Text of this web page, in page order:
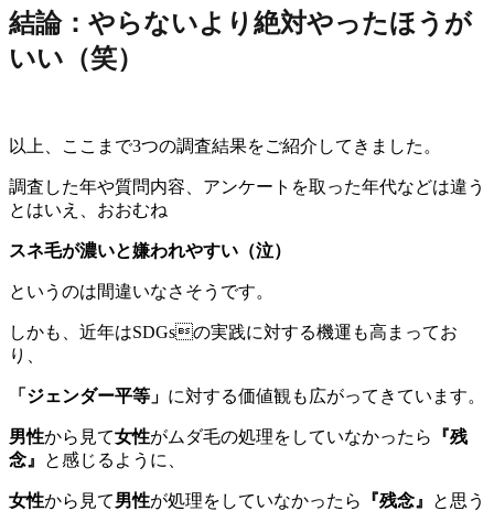
結論：やらないより絶対やったほうが
いい（笑）
以上、ここまで3つの調査結果をご紹介してきました。
調査した年や質問内容、アンケートを取った年代などは違う
とはいえ、おおむね
スネ毛が濃いと嫌われやすい（泣）
というのは間違いなさそうです。
しかも、近年はSDGsの実践に対する機運も高まってお
り、
「ジェンダー平等」 に対する価値観も広がってきています。
男性から見て女性がムダ毛の処理をしていなかったら
『残
念』
と感じるように、
女性から見て男性が処理をしていなかったら 『残念』
と思う